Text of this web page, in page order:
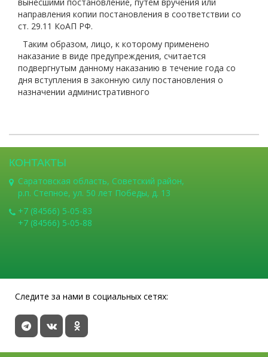
направления копии постановления в соответствии со
ст. 29.11 КоАП РФ.
Таким образом, лицо, к которому применено
наказание в виде предупреждения, считается
подвергнутым данному наказанию в течение года со
дня вступления в законную силу постановления о
назначении административного
КОНТАКТЫ
Саратовская область, Советский район,
р.п. Степное, ул. 50 лет Победы, д. 13
+7 (84566) 5-05-83
+7 (84566) 5-05-88
Следите за нами в социальных сетях: